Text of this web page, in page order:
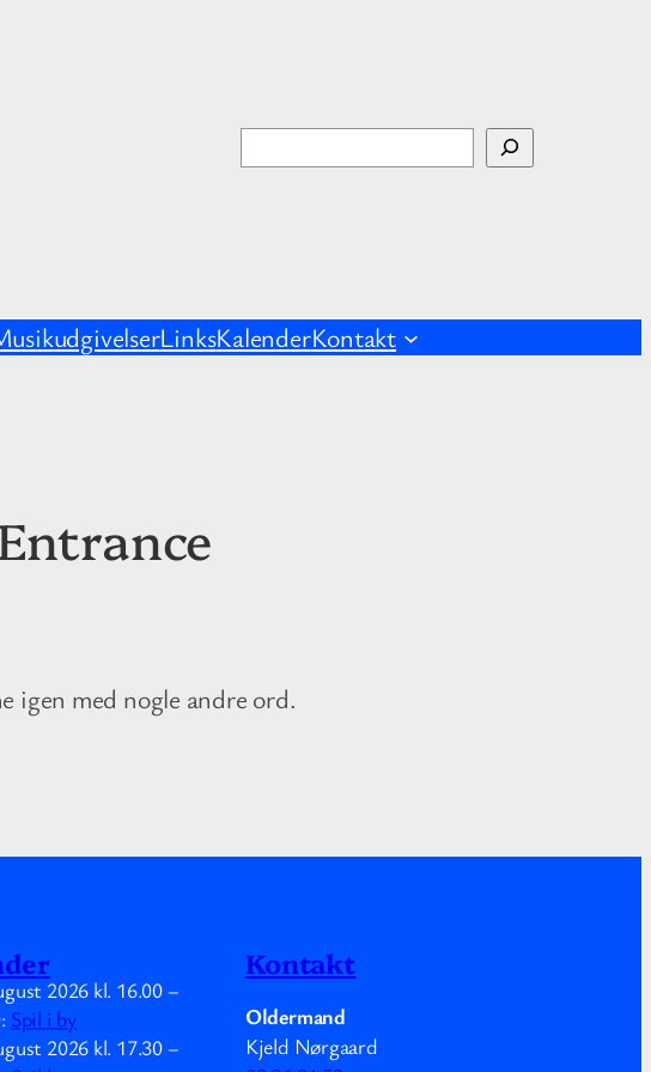
LinksKalenderKontakt
igen med nogle andre ord.
2026 kl. 16.00–
: Spil i by
2026 kl. 17.30–
Kontakt
Oldermand
Kjeld Nørgaard